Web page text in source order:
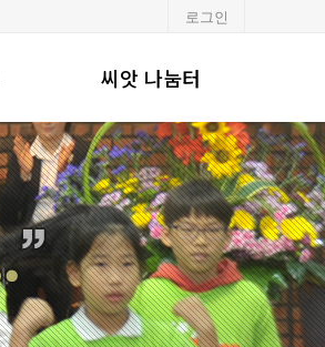
로그인
씨앗 나눔터
알려드립니다
포토갤러리
행사일정
교회주보
강단기도문